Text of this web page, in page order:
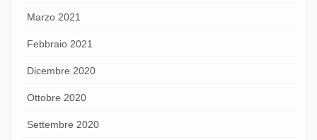
Marzo 2021
Febbraio 2021
Dicembre 2020
Ottobre 2020
Settembre 2020